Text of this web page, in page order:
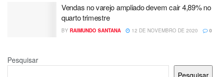
Vendas no varejo ampliado devem cair 4,89% no
quarto trimestre
BY RAIMUNDO SANTANA 12 DE NOVEMBRO DE 2020 0
Pesquisar
Pesquisar